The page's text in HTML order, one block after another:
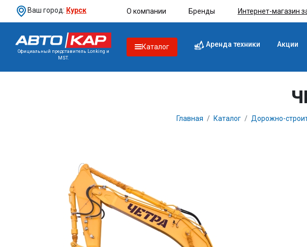
Ваш город: Курск О компании Бренды Интернет-магазин
Официальный представитель Lonking и
MST.
Каталог Аренда техники Акции
Главная Каталог Дорожно-